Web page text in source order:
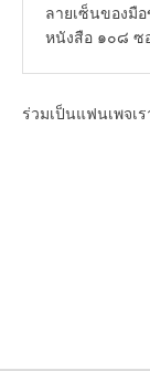
ลายเซ็นของมื
หนังสือ ๑๐๘ ซ
ร่วมเป็นแฟนเพจเ